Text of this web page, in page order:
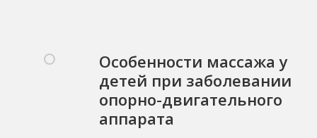
Особенности массажа у
детей при заболевании
опорно-двигательного
аппарата